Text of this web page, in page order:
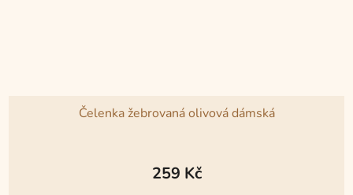
Čelenka žebrovaná olivová dámská
259 Kč